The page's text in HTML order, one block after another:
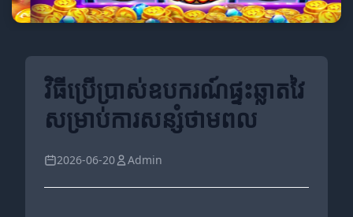
វិធីប្រើប្រាស់ឧបករណ៍ផ្ទះឆ្លាតវៃ
សម្រាប់ការសន្សំថាមពល
2026-06-20 Admin